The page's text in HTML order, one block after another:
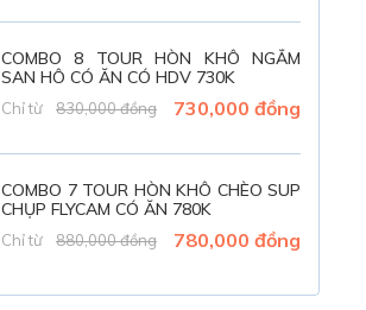
COMBO 8 TOUR HÒN KHÔ NGẮM
SAN HÔ CÓ ĂN CÓ HDV 730K
Chỉ từ 830,000 đồng 730,000 đồng
COMBO 7 TOUR HÒN KHÔ CHÈO SUP
CHỤP FLYCAM CÓ ĂN 780K
Chỉ từ 880,000 đồng 780,000 đồng
Ăn nhẹ tại Bè Câu Mực